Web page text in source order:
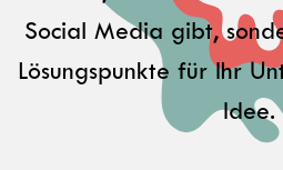
Social Media gibt,
Lösungspunkte für Ihr
Idee.